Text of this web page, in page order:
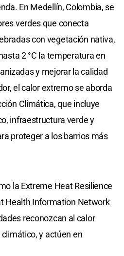
En Medellín, Colombia, se
verdes que conecta
con vegetación nativa,
2 °C la temperatura en
y mejorar la calidad
el calor extremo se aborda
Climática, que incluye
infraestructura verde y
proteger a los barrios más
la Extreme Heat Resilience
Health Information Network
reconozcan al calor
y actúen en